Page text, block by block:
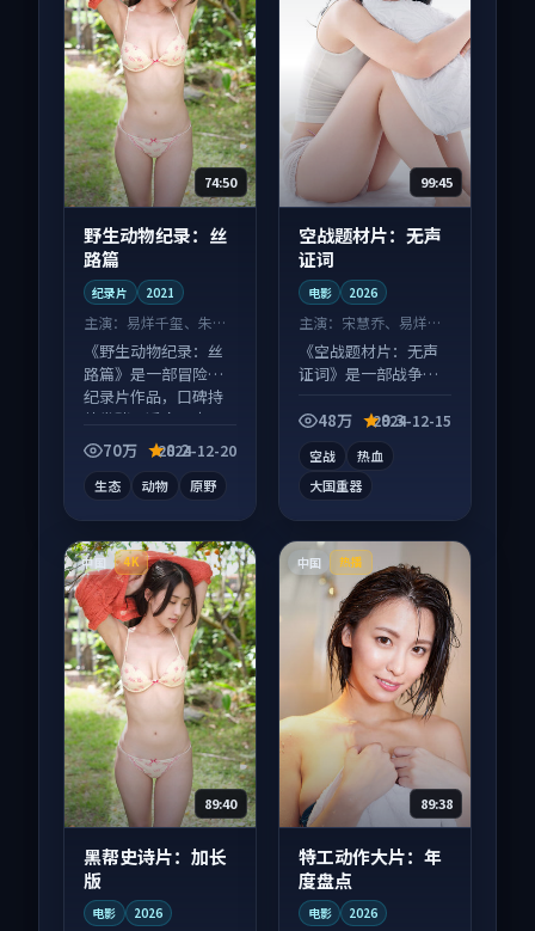
74:50
野生动物纪录：丝
路篇
纪录片 2021
主演： 易烊千玺、朱一
龙 等
《野生动物纪录：丝
路篇》是一部冒险向
纪录片作品，口碑持
续发酵，适合周末一
口气刷完。
70万 8.2
2024-12-20
生态 动物 原野
99:45
空战题材片：无声
证词
电影 2026
主演： 宋慧乔、易烊千
玺 等
《空战题材片：无声
证词》是一部战争向
发酵，适合周末一口
48万 9.3
2024-12-15
空战
热血
大国重器
中国 4K
89:40
黑帮史诗片：加长
版
电影 2026
中国 热播
89:38
特工动作大片：年
度盘点
电影 2026